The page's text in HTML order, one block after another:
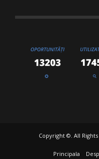
Copyright ©. All
Principala